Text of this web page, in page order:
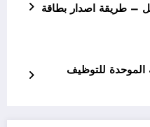
– طريقة اصدار بطاقة
الموحدة للتوظيف